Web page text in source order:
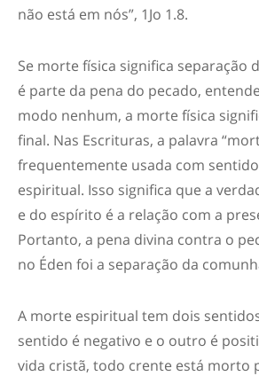
não está em nós”, 1Jo 1.8.
Se morte física significa separação
é parte da pena do pecado,
modo nenhum, a morte física
final. Nas Escrituras, a palavra
frequentemente usada com
espiritual. Isso significa que a
e do espírito é a relação com a
Portanto, a pena divina contra o
no Éden foi a separação da
A morte espiritual tem dois
sentido é negativo e o outro é
vida cristã, todo crente está morto